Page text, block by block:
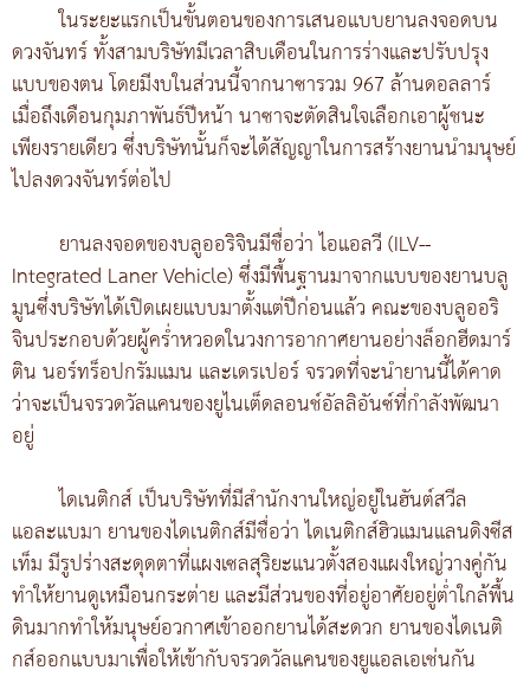
ในระยะแรกเป็นขั้นตอนของการเสนอแบบยานลงจอดบน
ดวงจันทร์ ทั้งสามบริษัทมีเวลาสิบเดือนในการร่างและปรับปรุง
แบบของตน โดยมีงบในส่วนนี้จากนาซารวม 967 ล้านดอลลาร์
เมื่อถึงเดือนกุมภาพันธ์ปีหน้า นาซาจะตัดสินใจเลือกเอาผู้ชนะ
เพียงรายเดียว ซึ่งบริษัทนั้นก็จะได้สัญญาในการสร้างยานนำมนุษย์
ไปลงดวงจันทร์ต่อไป
ยานลงจอดของบลูออริจินมีชื่อว่า ไอแอลวี (ILV--
Integrated Laner Vehicle) ซึ่งมีพื้นฐานมาจากแบบของยานบลู
มูนซึ่งบริษัทได้เปิดเผยแบบมาตั้งแต่ปีก่อนแล้ว คณะของบลูออริ
จินประกอบด้วยผู้คร่ำหวอดในวงการอากาศยานอย่างล็อกฮีดมาร์
ติน นอร์ทร็อปกรัมแมน และเดรเปอร์ จรวดที่จะนำยานนี้ได้คาด
ว่าจะเป็นจรวดวัลแคนของยูไนเต็ดลอนช์อัลลิอันซ์ที่กำลังพัฒนา
อยู่
ไดเนติกส์ เป็นบริษัทที่มีสำนักงานใหญ่อยู่ในฮันต์สวีล
แอละแบมา ยานของไดเนติกส์มีชื่อว่า ไดเนติกส์ฮิวแมนแลนดิงซีส
เท็ม มีรูปร่างสะดุดตาที่แผงเซลสุริยะแนวตั้งสองแผงใหญ่วางคู่กัน
ทำให้ยานดูเหมือนกระต่าย และมีส่วนของที่อยู่อาศัยอยู่ต่ำใกล้พื้น
ดินมากทำให้มนุษย์อวกาศเข้าออกยานได้สะดวก ยานของไดเนติ
กส์ออกแบบมาเพื่อให้เข้ากับจรวดวัลแคนของยูแอลเอเช่นกัน